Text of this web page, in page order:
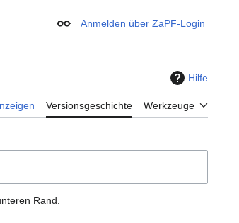
Erscheinungsbild
Anmelden über ZaPF-Login
Hilfe
Versionsgeschichte Werkzeuge
Rand.